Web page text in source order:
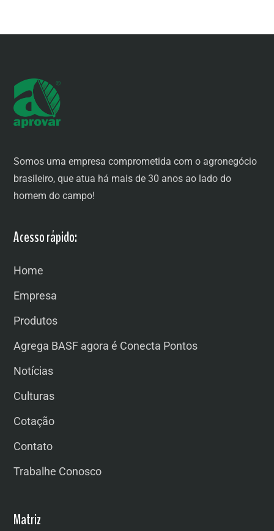
Somos uma empresa comprometida com o agronegócio
brasileiro, que atua há mais de 30 anos ao lado do
homem do campo!
Acesso rápido:
Home
Empresa
Produtos
Agrega BASF agora é Conecta Pontos
Notícias
Culturas
Cotação
Contato
Trabalhe Conosco
Matriz